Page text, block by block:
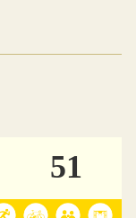
，完整即時空